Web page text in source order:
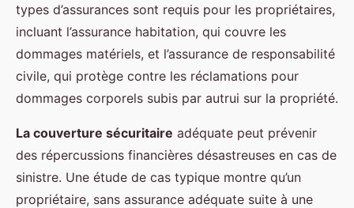
types d’assurances sont requis pour les propriétaires,
incluant l’assurance habitation, qui couvre les
dommages matériels, et l’assurance de responsabilité
civile, qui protège contre les réclamations pour
dommages corporels subis par autrui sur la propriété.
La couverture sécuritaire adéquate peut prévenir
des répercussions financières désastreuses en cas de
sinistre. Une étude de cas typique montre qu’un
propriétaire, sans assurance adéquate suite à une